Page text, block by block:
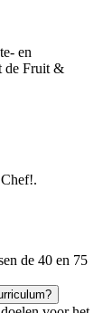
en
de Fruit &
de 40 en 75